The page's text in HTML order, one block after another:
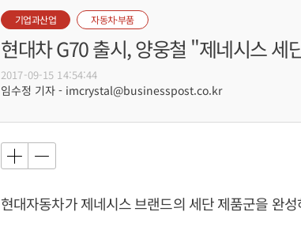
기업과산업 자동차·부품
현대차 G70 출시, 양웅철 "제네시스 세
2017-09-15 14:54:44
임수정 기자 - imcrystal@businesspost.co.kr
현대자동차가 제네시스 브랜드의 세단 제품군을 완